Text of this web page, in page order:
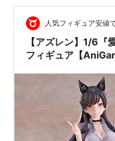
人気フィギュア安値
【アズレン】1/6『
フィギュア【